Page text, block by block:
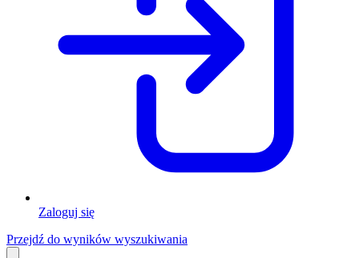
Zaloguj się
Przejdź do wyników wyszukiwania